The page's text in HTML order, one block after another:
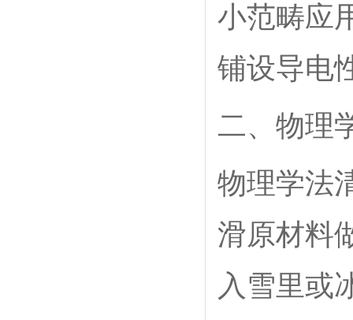
小范畴应
铺设导电
二、物理
物理学法
滑原材料
入雪里或